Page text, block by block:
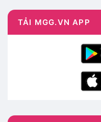
giảm giá shopee
gia shopee vn ,mã
,
shopee
shopee ma giam
TẢI MGG.VN APP